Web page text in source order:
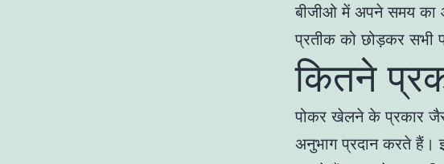
बीजीओ में अपने समय का
प्रतीक को छोड़कर सभी
कितने
पोकर खेलने के प्रकार
अनुभाग प्रदान करते हैं।